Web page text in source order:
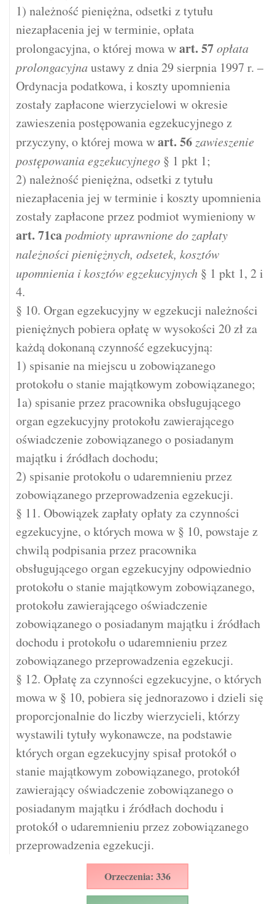
1) należność pieniężna, odsetki z tytułu
niezapłacenia jej w terminie, opłata
prolongacyjna, o której mowa wart. 57opłata
prolongacyjnaustawy z dnia 29 sierpnia 1997 r. –
Ordynacja podatkowa, i koszty upomnienia
zostały zapłacone wierzycielowi w okresie
zawieszenia postępowania egzekucyjnego z
przyczyny, o której mowa wart. 56 zawieszenie
postępowania egzekucyjnego § 1 pkt 1;
2) należność pieniężna, odsetki z tytułu
niezapłacenia jej w terminie i koszty upomnienia
zostały zapłacone przez podmiot wymieniony w
art. 71ca podmioty uprawnione do zapłaty
należności pieniężnych, odsetek, kosztów
upomnienia i kosztów egzekucyjnych § 1 pkt 1, 2 i
4.
§ 10. Organ egzekucyjny w egzekucji należności
pieniężnych pobiera opłatę w wysokości 20 zł za
każdą dokonaną czynność egzekucyjną:
1) spisanie na miejscu u zobowiązanego
protokołu o stanie majątkowym zobowiązanego;
1a) spisanie przez pracownika obsługującego
organ egzekucyjny protokołu zawierającego
oświadczenie zobowiązanego o posiadanym
majątku i źródłach dochodu;
2) spisanie protokołu o udaremnieniu przez
zobowiązanego przeprowadzenia egzekucji.
§ 11. Obowiązek zapłaty opłaty za czynności
egzekucyjne, o których mowa w § 10, powstaje z
chwilą podpisania przez pracownika
obsługującego organ egzekucyjny odpowiednio
protokołu o stanie majątkowym zobowiązanego,
protokołu zawierającego oświadczenie
zobowiązanego o posiadanym majątku i źródłach
dochodu i protokołu o udaremnieniu przez
zobowiązanego przeprowadzenia egzekucji.
§ 12. Opłatę za czynności egzekucyjne, o których
mowa w § 10, pobiera się jednorazowo i dzieli się
proporcjonalnie do liczby wierzycieli, którzy
wystawili tytuły wykonawcze, na podstawie
których organ egzekucyjny spisał protokół o
stanie majątkowym zobowiązanego, protokół
zawierający oświadczenie zobowiązanego o
posiadanym majątku i źródłach dochodu i
protokół o udaremnieniu przez zobowiązanego
przeprowadzenia egzekucji.
Orzeczenia: 336